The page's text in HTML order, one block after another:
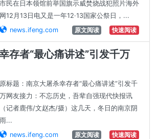
市民在日本领馆前举国旗示威焚烧战犯照片海外
网12月13日电又是一年12·13国家公祭日，...
news.ifeng.com
原文阅读 快速阅读
存者“最心痛讲述”引发千万
原标题：南京大屠杀幸存者“最心痛讲述”引发千
万网友接力：不忘历史，吾辈自强现代快报讯
（记者鹿伟/文赵杰/摄）这几天，冬日的南京阴
雨...
news.ifeng.com
原文阅读 快速阅读